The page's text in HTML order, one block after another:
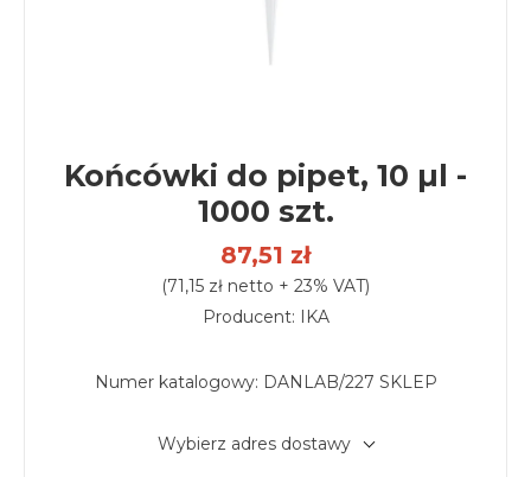
Końcówki do pipet, 10 µl -
1000 szt.
87,51 zł
(71,15 zł netto + 23% VAT)
Producent: IKA
Numer katalogowy: DANLAB/227 SKLEP
Wybierz adres dostawy